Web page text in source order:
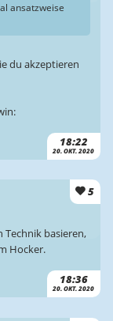
18:22
20. OKT. 2020
ansatzweise
du akzeptieren
5
18:36
20. OKT. 2020
Technik basieren,
Hocker.